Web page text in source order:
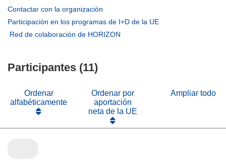
Contactar con la organización
abrirá
Participación en los programas de I+D de la UE
Red de colaboración de HORIZON
Participantes (11)
Ordenar
alfabéticamente
Ordenar por
aportación
neta de la UE
Ampliar todo